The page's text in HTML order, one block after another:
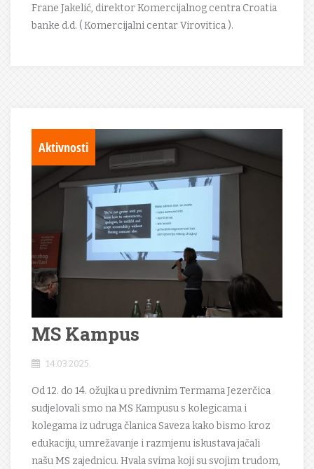
Frane Jakelić, direktor Komercijalnog centra Croatia
banke d.d. ( Komercijalni centar Virovitica ).
Aktivnosti
MS Kampus
14.03.2025.
Od 12. do 14. ožujka u predivnim Termama Jezerčica
sudjelovali smo na MS Kampusu s kolegicama i
kolegama iz udruga članica Saveza kako bismo kroz
edukaciju, umrežavanje i razmjenu iskustava jačali
našu MS zajednicu. Hvala svima koji su svojim trudom,